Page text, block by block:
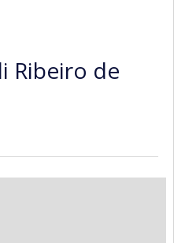
Ribeiro de